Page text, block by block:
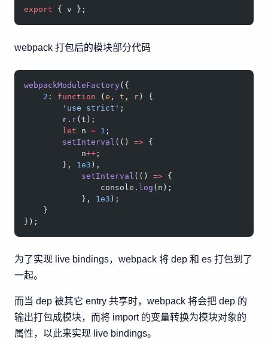
export { v };
webpack 打包后的模块部分代码
webpackModuleFactory({
    2
: function (e , t , r ) {
        'use strict'
;
        r.
r(t);
        let
n = 1 ;
        setInterval
(() => {
            n
++ ;
        },
1e3 ),
            setInterval
(() => {
                console.
log (n);
            },
1e3 );
    }
});
为了实现 live bindings，webpack 将 dep 和 es 打包到了
一起。
而当 dep 被其它 entry 共享时，webpack 将会把 dep 的
输出打包成模块，而将 import 的变量转换为模块对象的
属性，以此来实现 live bindings。